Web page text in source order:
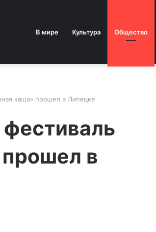
В мире Культура Общество
каша» прошел в Липецке
в